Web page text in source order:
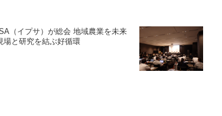
（イプサ）が総会 地域農業を未来
場と研究を結ぶ好循環